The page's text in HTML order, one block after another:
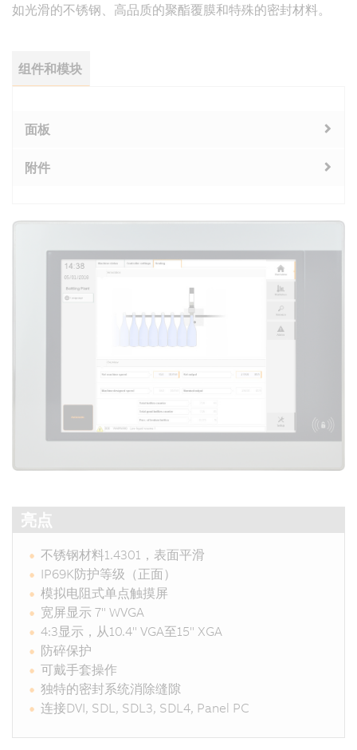
如光滑的不锈钢、高品质的聚酯覆膜和特殊的密封材料。
组件和模块
面板
附件
亮点
不锈钢材料1.4301，表面平滑
IP69K防护等级（正面）
模拟电阻式单点触摸屏
宽屏显示 7" WVGA
4:3显示，从10.4" VGA至15" XGA
防碎保护
可戴手套操作
独特的密封系统消除缝隙
连接DVI, SDL, SDL3, SDL4, Panel PC